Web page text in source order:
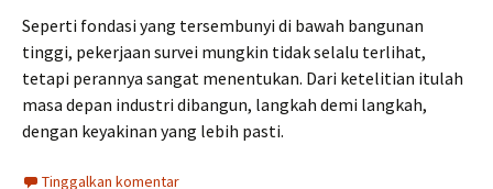
Seperti fondasi yang tersembunyi di bawah bangunan
tinggi, pekerjaan survei mungkin tidak selalu terlihat,
tetapi perannya sangat menentukan. Dari ketelitian itulah
masa depan industri dibangun, langkah demi langkah,
dengan keyakinan yang lebih pasti.
Tinggalkan komentar